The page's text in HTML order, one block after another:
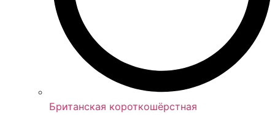
Британская короткошёрстная